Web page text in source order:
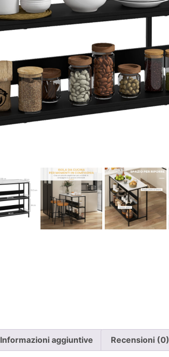
Informazioni aggiuntive Recensioni (0)